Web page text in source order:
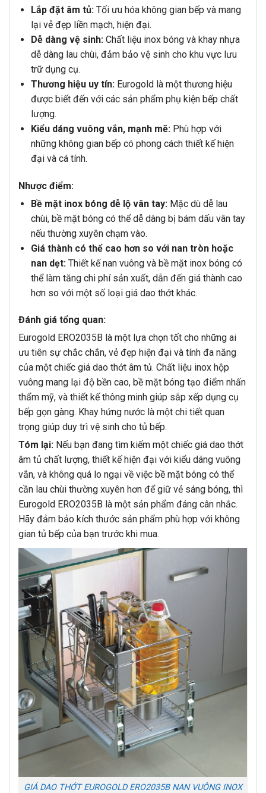
Lắp đặt âm tủ:Tối ưu hóa không gian bếp và mang
lại vẻ đẹp liền mạch, hiện đại.
Dễ dàng vệ sinh:Chất liệu inox bóng và khay nhựa
dễ dàng lau chùi, đảm bảo vệ sinh cho khu vực lưu
trữ dụng cụ.
Thương hiệu uy tín:Eurogold là một thương hiệu
được biết đến với các sản phẩm phụ kiện bếp chất
lượng.
Kiểu dáng vuông vắn, mạnh mẽ:Phù hợp với
những không gian bếp có phong cách thiết kế hiện
đại và cá tính.
Nhược điểm:
Bề mặt inox bóng dễ lộ vân tay:Mặc dù dễ lau
chùi, bề mặt bóng có thể dễ dàng bị bám dấu vân tay
nếu thường xuyên chạm vào.
Giá thành có thể cao hơn so với nan tròn hoặc
nan dẹt:Thiết kế nan vuông và bề mặt inox bóng có
thể làm tăng chi phí sản xuất, dẫn đến giá thành cao
hơn so với một số loại giá dao thớt khác.
Đánh giá tổng quan:
Eurogold ERO2035B là một lựa chọn tốt cho những ai
ưu tiên sự chắc chắn, vẻ đẹp hiện đại và tính đa năng
của một chiếc giá dao thớt âm tủ. Chất liệu inox hộp
vuông mang lại độ bền cao, bề mặt bóng tạo điểm nhấn
thẩm mỹ, và thiết kế thông minh giúp sắp xếp dụng cụ
bếp gọn gàng. Khay hứng nước là một chi tiết quan
trọng giúp duy trì vệ sinh cho tủ bếp.
Tóm lại: Nếu bạn đang tìm kiếm một chiếc giá dao thớt
âm tủ chất lượng, thiết kế hiện đại với kiểu dáng vuông
vắn, và không quá lo ngại về việc bề mặt bóng có thể
cần lau chùi thường xuyên hơn để giữ vẻ sáng bóng, thì
Eurogold ERO2035B là một sản phẩm đáng cân nhắc.
Hãy đảm bảo kích thước sản phẩm phù hợp với không
gian tủ bếp của bạn trước khi mua.
GIÁ DAO THỚT EUROGOLD ERO2035B NAN VUÔNG INOX